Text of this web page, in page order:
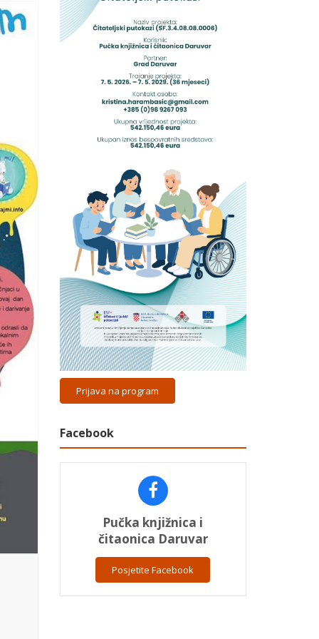
Prijava na program
Facebook
Pučka knjižnica i
čitaonica Daruvar
Posjetite Facebook